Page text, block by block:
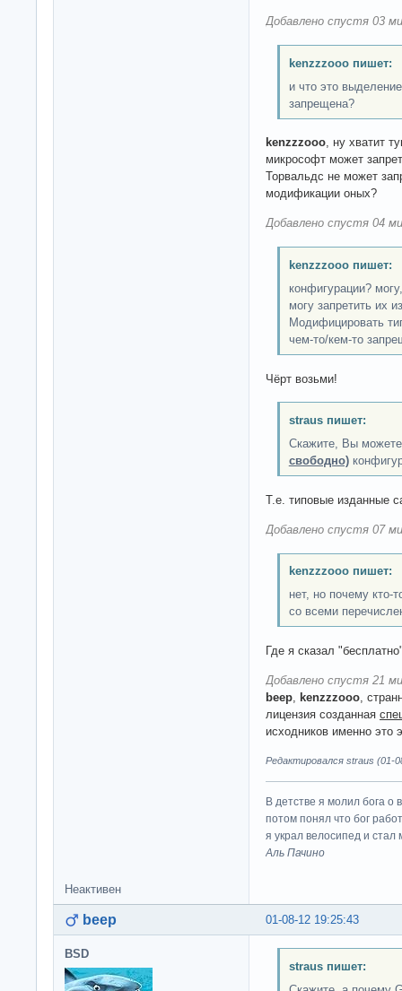
Добавлено спустя 03
kenzzzooo пишет:
и что это
запрещена?
kenzzzooo, ну хватит
микрософт может
Торвальдс не может
модификации оных?
Добавлено спустя 04
kenzzzooo пишет:
конфигурации?
могу запретить их
Модифицировать
чем-то/кем-то
Чёрт возьми!
straus пишет:
Скажите, Вы
свободно)
Т.е. типовые изданные
Добавлено спустя 07
kenzzzooo пишет:
нет, но почему кто-
со всеми
Где я сказал
Добавлено спустя 21
beep, kenzzzooo,
лицензия созданная
исходников именно это
Редактировался straus (01-
В детстве я молил бога о
потом понял что бог
я украл велосипед и стал
Аль Пачино
Неактивен
01-08-12 19:25:43
beep
BSD
straus пишет: